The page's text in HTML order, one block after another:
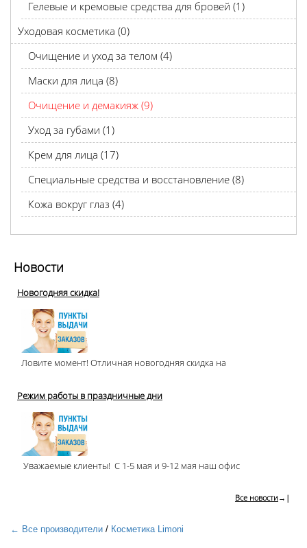
Гелевые и кремовые средства для бровей (1)
Уходовая косметика (0)
Очищение и уход за телом (4)
Маски для лица (8)
Очищение и демакияж (9)
Уход за губами (1)
Крем для лица (17)
Специальные средства и восстановление (8)
Кожа вокруг глаз (4)
Новости
Новогодняя скидка!
Ловите момент! Отличная новогодняя скидка на
Режим работы в праздничные дни
Уважаемые клиенты! С 1-5 мая и 9-12 мая наш офис
Все новости →|
← Все производители / Косметика Limoni